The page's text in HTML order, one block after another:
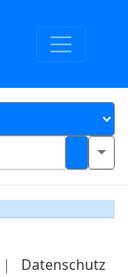
| Datenschutz